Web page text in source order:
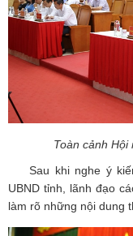
Toàn cảnh
Sau khi nghe ý
UBND tỉnh, lãnh đạo
làm rõ những nội dung